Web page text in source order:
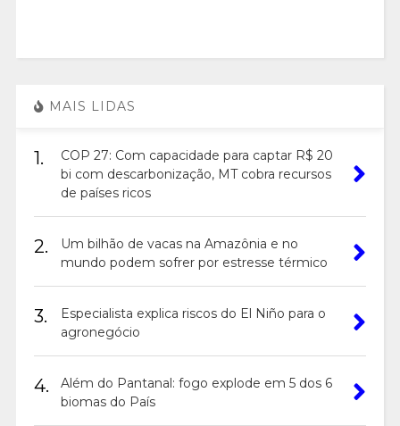
MAIS LIDAS
1.
COP 27: Com capacidade para captar R$ 20
bi com descarbonização, MT cobra recursos
de países ricos
2.
Um bilhão de vacas na Amazônia e no
mundo podem sofrer por estresse térmico
3.
Especialista explica riscos do El Niño para o
agronegócio
4.
Além do Pantanal: fogo explode em 5 dos 6
biomas do País